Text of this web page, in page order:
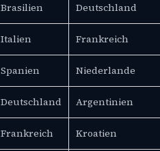
Brasilien Deutschland
Italien Frankreich
Spanien Niederlande
Deutschland Argentinien
Frankreich Kroatien